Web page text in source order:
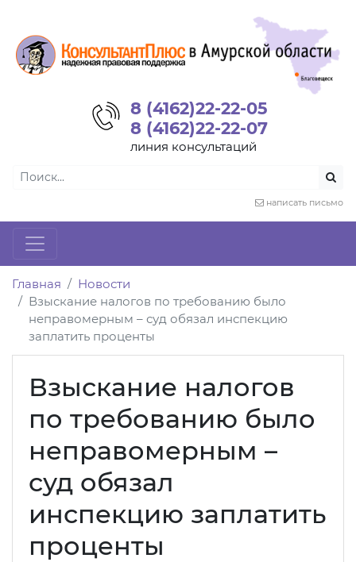
8 (4162)22-22-05
8 (4162)22-22-07
линия консультаций
написать письмо
Главная
Новости
Взыскание налогов по требованию было
неправомерным – суд обязал инспекцию
заплатить проценты
Взыскание налогов
по требованию было
неправомерным –
суд обязал
инспекцию заплатить
проценты